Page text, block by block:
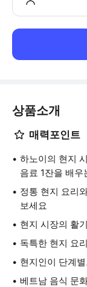
상품소개
매력포인트
하노이의 현지
음료 1잔을 배
정통 현지 요리
보세요
현지 시장의 활
독특한 현지 요
현지인이 단계
베트남 음식 문